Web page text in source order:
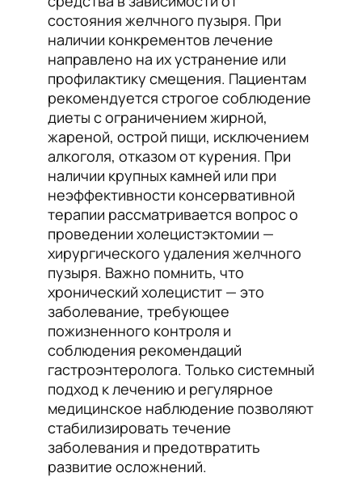
состояния желчного пузыря. При
наличии конкрементов лечение
направлено на их устранение или
профилактику смещения. Пациентам
рекомендуется строгое соблюдение
диеты с ограничением жирной,
жареной, острой пищи, исключением
алкоголя, отказом от курения. При
наличии крупных камней или при
неэффективности консервативной
терапии рассматривается вопрос о
проведении холецистэктомии —
хирургического удаления желчного
пузыря. Важно помнить, что
хронический холецистит — это
заболевание, требующее
пожизненного контроля и
соблюдения рекомендаций
гастроэнтеролога. Только системный
подход к лечению и регулярное
медицинское наблюдение позволяют
стабилизировать течение
заболевания и предотвратить
развитие осложнений.